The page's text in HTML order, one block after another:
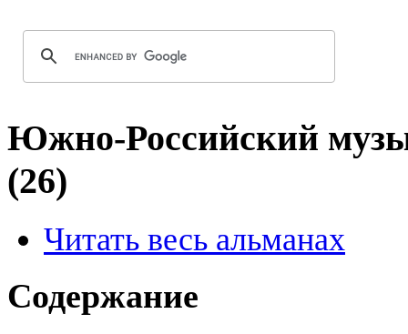
Южно-Российский
(26)
Читать весь альманах
Содержание